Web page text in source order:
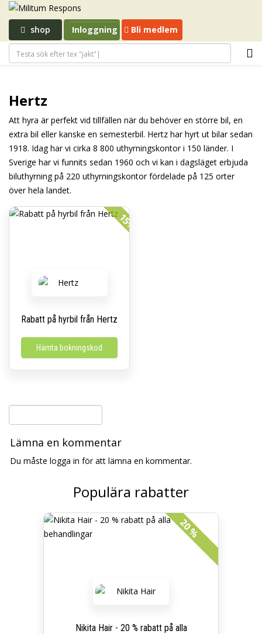
shop Inloggning Bli medlem
Hertz
Att hyra är perfekt vid tillfällen när du behöver en större bil, en
extra bil eller kanske en semesterbil. Hertz har hyrt ut bilar sedan
1918. Idag har vi cirka 8 800 uthyrningskontor i 150 länder. I
Sverige har vi funnits sedan 1960 och vi kan i dagsläget erbjuda
biluthyrning på 220 uthyrningskontor fördelade på 125 orter
över hela landet.
15%
Rabatt på hyrbil från Hertz
Hämta bokningskod
Lämna en kommentar
Du måste logga in för att lämna en kommentar.
Populära rabatter
20 %
Nikita Hair - 20 % rabatt på alla